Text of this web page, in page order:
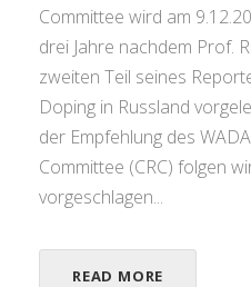
Committee wird am
drei Jahre nachdem Prof.
zweiten Teil seines
Doping in Russland
der Empfehlung des
Committee (CRC) folgen
vorgeschlagen...
READ MORE